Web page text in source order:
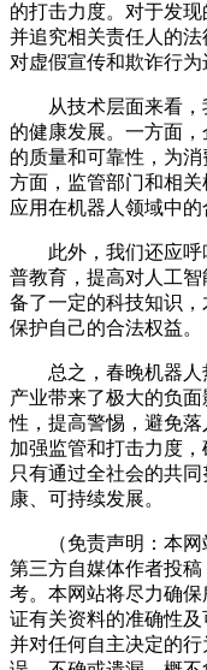
的打击力度。对于发
并追究相关责任人的法
对虚假宣传和欺诈行为
从技术层面来看，
的健康发展。一方面
的质量和可靠性，为
方面，监管部门和相
应用在机器人领域中的
此外，我们还应呼
普教育，提高对人工
备了一定的科技知识，
保护自己的合法权益。
总之，春晚机器人
产业带来了极大的负
性，提高警惕，避免
加强监管和打击力度，
只有通过全社会的共
康、可持续发展。
（免责声明：本网
第三方自媒体作者投
考。本网站将尽力确
证有关资料的准确性及
并对任何自主决定的